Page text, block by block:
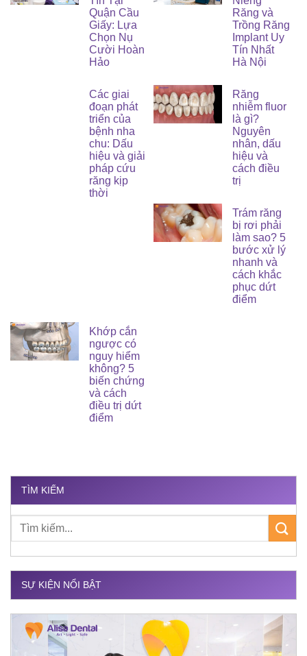
Quận Cầu
Giấy: Lựa
Chọn Nụ
Cười Hoàn
Hảo
Răng và
Trồng Răng
Implant Uy
Tín Nhất
Hà Nội
Các giai
đoạn phát
triển của
bệnh nha
chu: Dấu
hiệu và giải
pháp cứu
răng kịp
thời
Răng
nhiễm fluor
là gì?
Nguyên
nhân, dấu
hiệu và
cách điều
trị
Trám răng
bị rơi phải
làm sao? 5
bước xử lý
nhanh và
cách khắc
phục dứt
điểm
Khớp cắn
ngược có
nguy hiểm
không? 5
biến chứng
và cách
điều trị dứt
điểm
TÌM KIẾM
SỰ KIỆN NỔI BẬT